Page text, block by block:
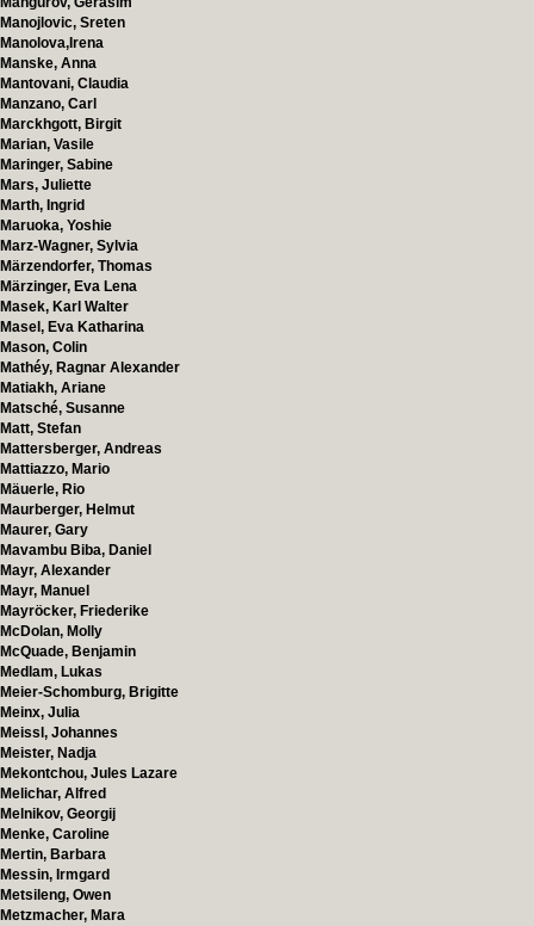
Manojlovic, Sreten
Manolova,Irena
Manske, Anna
Mantovani, Claudia
Manzano, Carl
Marckhgott, Birgit
Marian, Vasile
Maringer, Sabine
Mars, Juliette
Marth, Ingrid
Maruoka, Yoshie
Marz-Wagner, Sylvia
Märzendorfer, Thomas
Märzinger, Eva Lena
Masek, Karl Walter
Masel, Eva Katharina
Mason, Colin
Mathéy, Ragnar Alexander
Matiakh, Ariane
Matsché, Susanne
Matt, Stefan
Mattersberger, Andreas
Mattiazzo, Mario
Mäuerle, Rio
Maurberger, Helmut
Maurer, Gary
Mavambu Biba, Daniel
Mayr, Alexander
Mayr, Manuel
Mayröcker, Friederike
McDolan, Molly
McQuade, Benjamin
Medlam, Lukas
Meier-Schomburg, Brigitte
Meinx, Julia
Meissl, Johannes
Meister, Nadja
Mekontchou, Jules Lazare
Melichar, Alfred
Melnikov, Georgij
Menke, Caroline
Mertin, Barbara
Messin, Irmgard
Metsileng, Owen
Metzmacher, Mara